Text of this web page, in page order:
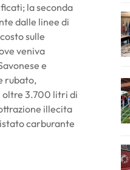
la seconda
dalle linee di
sulle
veniva
e
rubato,
oltre 3.700 litri di
illecita
carburante